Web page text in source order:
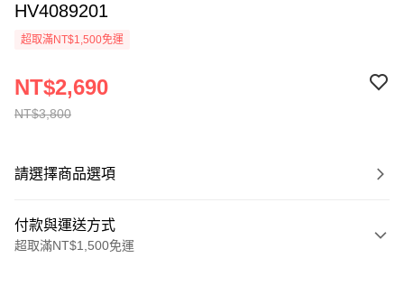
HV4089201
超取滿NT$1,500免運
NT$3,800
NT$2,690
請選擇商品選項
付款與運送方式
超取滿NT$1,500免運